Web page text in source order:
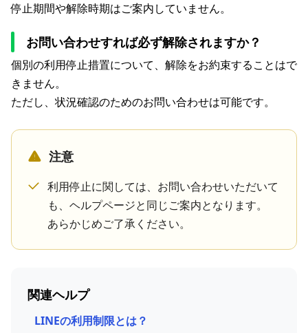
停止期間や解除時期はご案内していません。
お問い合わせすれば必ず解除されますか？
個別の利用停止措置について、解除をお約束することはで
きません。
ただし、状況確認のためのお問い合わせは可能です。
注意
利用停止に関しては、お問い合わせいただいて
も、ヘルプページと同じご案内となります。
あらかじめご了承ください。
関連ヘルプ
LINEの利用制限とは？